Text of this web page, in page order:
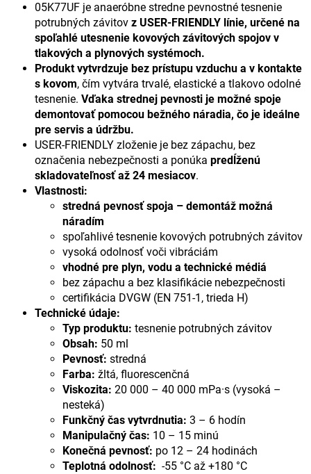
05K77UF je anaeróbne stredne pevnostné tesnenie
potrubných závitov z USER-FRIENDLY línie, určené na
spoľahlé utesnenie kovových závitových spojov v
tlakových a plynových systémoch.
Produkt vytvrdzuje bez prístupu vzduchu a v kontakte
s kovom, čím vytvára trvalé, elastické a tlakovo odolné
tesnenie. Vďaka strednej pevnosti je možné spoje
demontovať pomocou bežného náradia, čo je ideálne
pre servis a údržbu.
USER-FRIENDLY zloženie je bez zápachu, bez
označenia nebezpečnosti a ponúka predĺženú
skladovateľnosť až 24 mesiacov.
Vlastnosti:
stredná pevnosť spoja – demontáž možná
náradím
spoľahlivé tesnenie kovových potrubných závitov
vysoká odolnosť voči vibráciám
vhodné pre plyn, vodu a technické médiá
bez zápachu a bez klasifikácie nebezpečnosti
certifikácia DVGW (EN 751-1, trieda H)
Technické údaje:
Typ produktu: tesnenie potrubných závitov
Obsah: 50 ml
Pevnosť: stredná
Farba: žltá, fluorescenčná
Viskozita: 20 000 – 40 000 mPa·s (vysoká –
nesteká)
Funkčný čas vytvrdnutia: 3 – 6 hodín
Manipulačný čas: 10 – 15 minú
Konečná pevnosť: po 12 – 24 hodinách
Teplotná odolnosť: -55 °C až +180 °C